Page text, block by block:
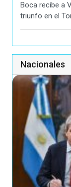
Boca recibe a
triunfo en el
Nacionales